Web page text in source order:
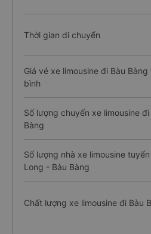
Thời gian di chuyển
Giá vé xe limousine đi Bàu Bàng
bình
Số lượng chuyến xe limousine đi
Bàng
Số lượng nhà xe limousine
Long - Bàu Bàng
Chất lượng xe limousine đi Bàu